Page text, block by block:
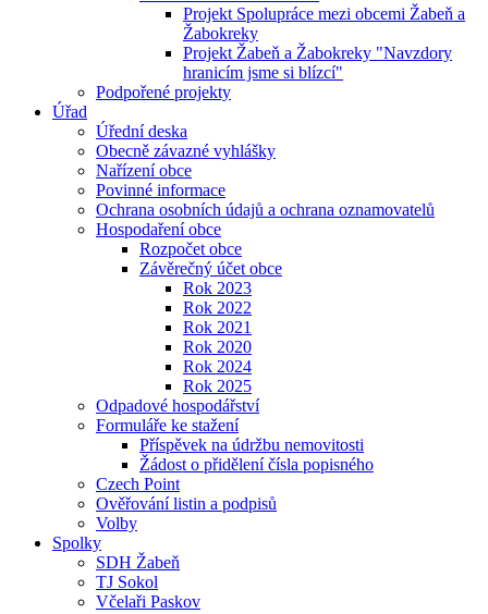
Projekt Spolupráce mezi obcemi Žabeň a
Žabokreky
Projekt Žabeň a Žabokreky "Navzdory
hranicím jsme si blízcí"
Podpořené projekty
Úřad
Úřední deska
Obecně závazné vyhlášky
Nařízení obce
Povinné informace
Ochrana osobních údajů a ochrana oznamovatelů
Hospodaření obce
Rozpočet obce
Závěrečný účet obce
Rok 2023
Rok 2022
Rok 2021
Rok 2020
Rok 2024
Rok 2025
Odpadové hospodářství
Formuláře ke stažení
Příspěvek na údržbu nemovitosti
Žádost o přidělení čísla popisného
Czech Point
Ověřování listin a podpisů
Volby
Spolky
SDH Žabeň
TJ Sokol
Včelaři Paskov